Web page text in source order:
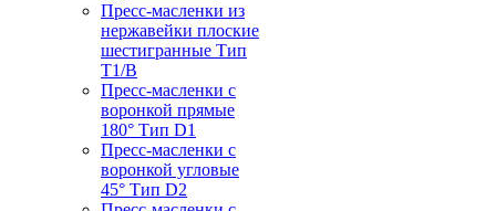
Пресс-масленки из
нержавейки плоские
шестигранные Тип
T1/B
Пресс-масленки с
воронкой прямые
180° Тип D1
Пресс-масленки с
воронкой угловые
45° Тип D2